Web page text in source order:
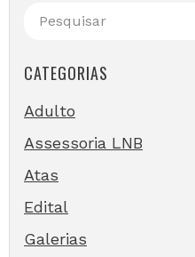
CATEGORIAS
Adulto
Assessoria LNB
Atas
Edital
Galerias